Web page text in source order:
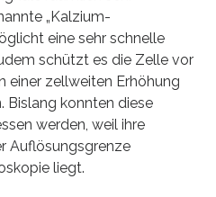
„Kalzium-
eine sehr schnelle
schützt es die Zelle vor
einer zellweiten Erhöhung
Bislang konnten diese
werden, weil ihre
Auflösungsgrenze
liegt.